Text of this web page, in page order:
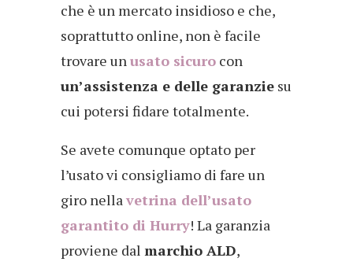
che è un mercato insidioso e che,
soprattutto online, non è facile
trovare unusato sicuro con
un’assistenza e delle garanzie su
cui potersi fidare totalmente.
Se avete comunque optato per
l’usato vi consigliamo di fare un
giro nellavetrina dell’usato
garantito di Hurry! La garanzia
proviene dal marchio ALD,